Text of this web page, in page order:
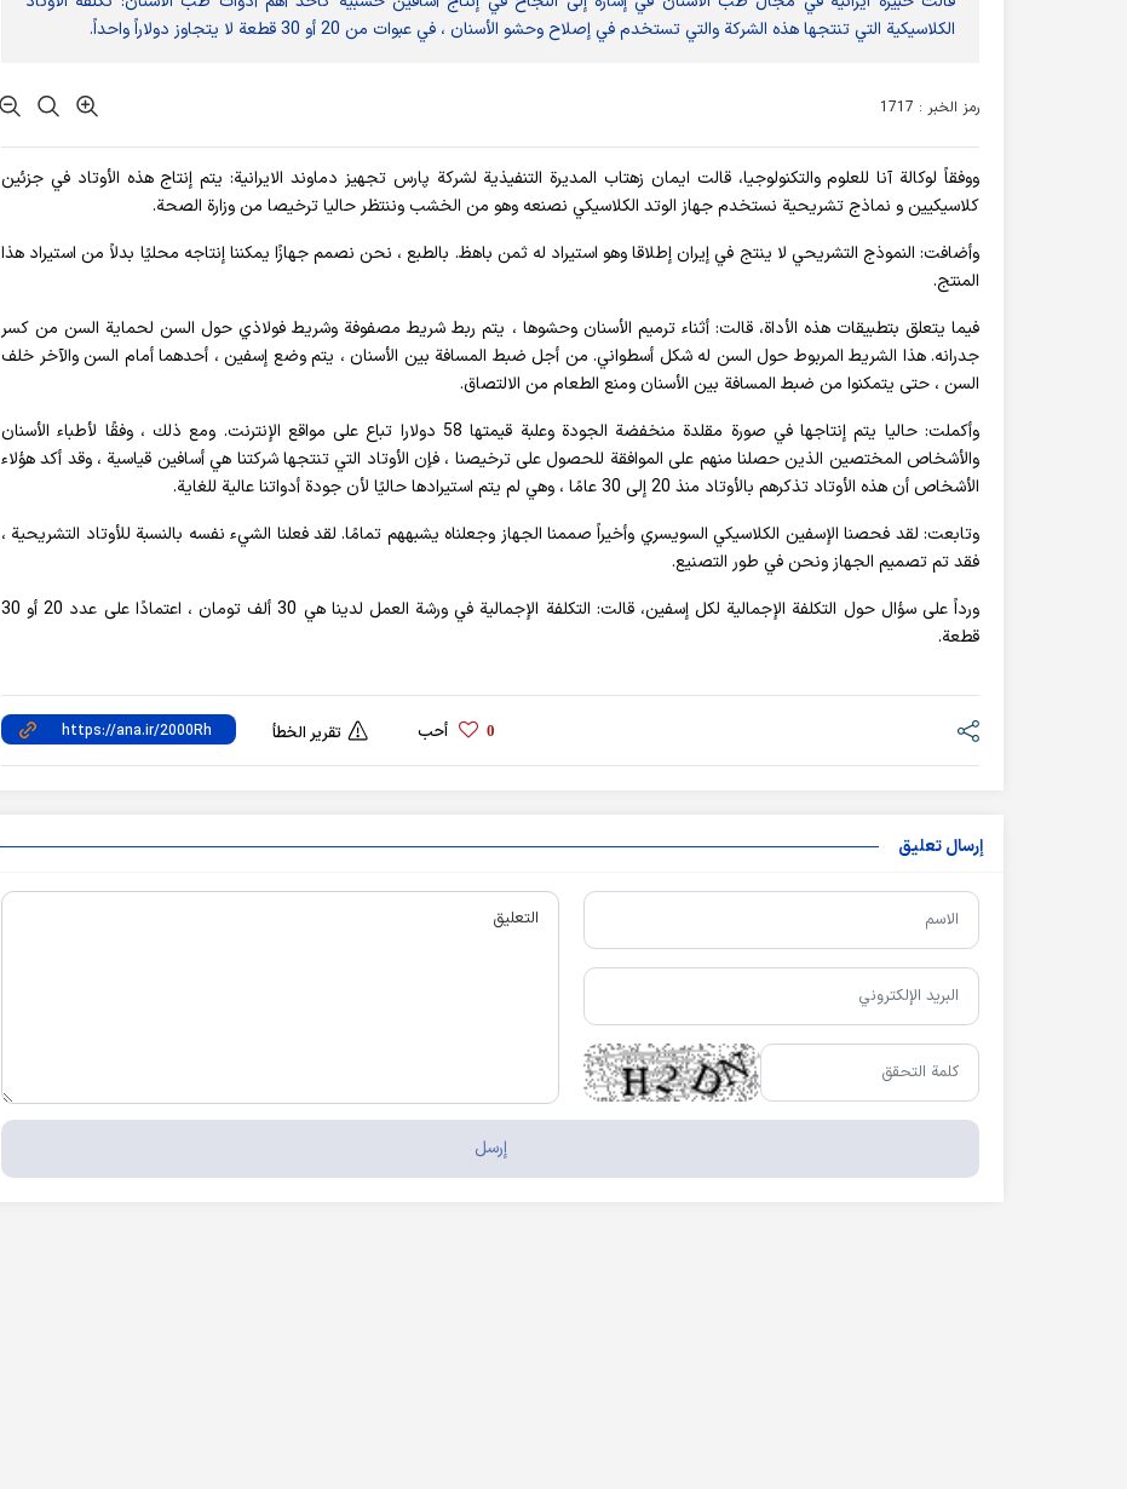
الكلاسيكية التي تنتجها هذه الشركة والتي تستخدم في إصلاح وحشو الأسنان ، في عبوات من 20 أو 30 قطعة لا يتجاوز دولاراً واحداً.
رمز الخبر : 1717
ووفقاً لوكالة آنا للعلوم والتكنولوجيا، قالت ایمان زهتاب المديرة التنفيذية لشركة پارس تجهیز دماوند الايرانية: يتم إنتاج هذه الأوتاد في جزئين
كلاسيكيين و نماذج تشريحية نستخدم جهاز الوتد الكلاسيكي نصنعه وهو من الخشب وننتظر حاليا ترخيصا من وزارة الصحة.
وأضافت: النموذج التشريحي لا ينتج في إيران إطلاقا وهو استيراد له ثمن باهظ. بالطبع ، نحن نصمم جهازًا يمكننا إنتاجه محليًا بدلاً من استيراد هذا
المنتج.
فيما يتعلق بتطبيقات هذه الأداة، قالت: أثناء ترميم الأسنان وحشوها ، يتم ربط شريط مصفوفة وشريط فولاذي حول السن لحماية السن من كسر
جدرانه. هذا الشريط المربوط حول السن له شكل أسطواني. من أجل ضبط المسافة بين الأسنان ، يتم وضع إسفين ، أحدهما أمام السن والآخر خلف
السن ، حتى يتمكنوا من ضبط المسافة بين الأسنان ومنع الطعام من الالتصاق.
وأكملت: حاليا يتم إنتاجها في صورة مقلدة منخفضة الجودة وعلبة قيمتها 58 دولارا تباع على مواقع الإنترنت. ومع ذلك ، وفقًا لأطباء الأسنان
والأشخاص المختصين الذين حصلنا منهم على الموافقة للحصول على ترخيصنا ، فإن الأوتاد التي تنتجها شركتنا هي أسافين قياسية ، وقد أكد هؤلاء
الأشخاص أن هذه الأوتاد تذكرهم بالأوتاد منذ 20 إلى 30 عامًا ، وهي لم يتم استيرادها حاليًا لأن جودة أدواتنا عالية للغاية.
وتابعت: لقد فحصنا الإسفين الكلاسيكي السويسري وأخيراً صممنا الجهاز وجعلناه يشبههم تمامًا. لقد فعلنا الشيء نفسه بالنسبة للأوتاد التشريحية ،
فقد تم تصميم الجهاز ونحن في طور التصنيع.
ورداً على سؤال حول التكلفة الإجمالية لكل إسفين، قالت: التكلفة الإجمالية في ورشة العمل لدينا هي 30 ألف تومان ، اعتمادًا على عدد 20 أو 30
قطعة.
0 أحب تقرير الخطأ
إرسال تعليق